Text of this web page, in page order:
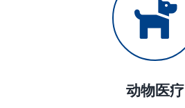
动物医疗